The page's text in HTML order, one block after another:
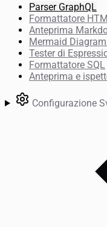
Parser GraphQL
Formattatore
Anteprima
Mermaid
Tester di
Formattatore SQL
Anteprima e
Configurazione